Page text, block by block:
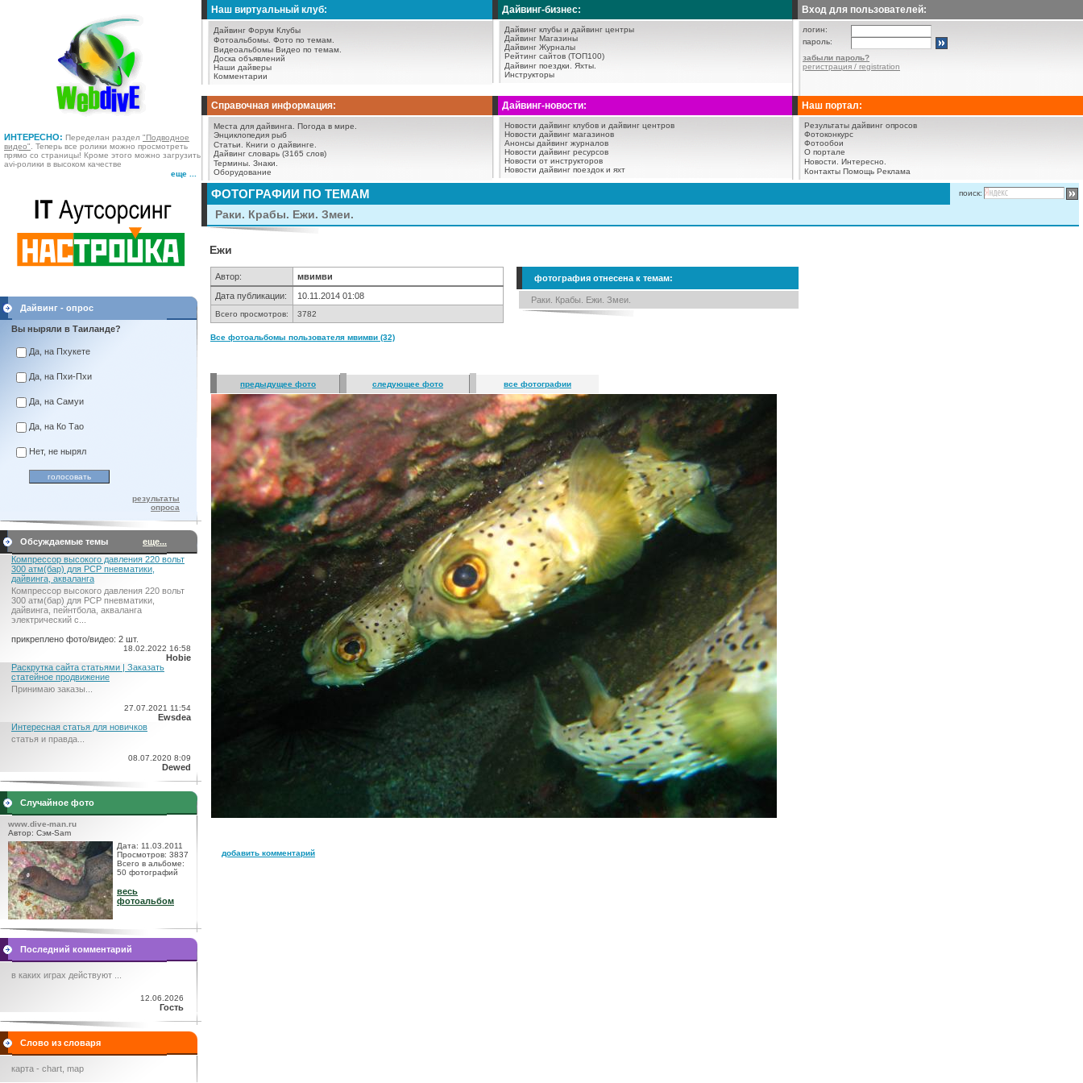
ИНТЕРЕСНО: Переделан раздел "Подводное
видео" . Теперь все ролики можно просмотреть
прямо со страницы! Кроме этого можно загрузить
avi-ролики в высоком качестве
еще ...
Наш виртуальный клуб:
Дайвинг Форум Клубы
Фотоальбомы. Фото по темам.
Видеоальбомы Видео по темам.
Доска объявлений
Наши дайверы
Комментарии
Дайвинг-бизнес:
Дайвинг клубы и дайвинг центры
Дайвинг Магазины
Дайвинг Журналы
Рейтинг сайтов (ТОП100)
Дайвинг поездки.
Яхты.
Инструкторы
Вход для пользователей:
логин:
пароль:
забыли пароль?
регистрация / registration
Справочная информация:
Места для дайвинга.
Погода в мире.
Энциклопедия рыб
Статьи.
Книги о дайвинге.
Дайвинг словарь (3165 слов)
Термины. Знаки.
Оборудование
Дайвинг-новости:
Новости дайвинг клубов и дайвинг центров
Новости дайвинг магазинов
Анонсы дайвинг журналов
Новости дайвинг ресурсов
Новости от инструкторов
Новости дайвинг поездок и яхт
Наш портал:
Результаты дайвинг опросов
Фотоконкурс
Фотообои
О портале
Новости.
Интересно.
Контакты Помощь Реклама
Дайвинг - опрос
Вы ныряли в Таиланде?
Да, на Пхукете
Да, на Пхи-Пхи
Да, на Самуи
Да, на Ко Тао
Нет, не нырял
результаты
опроса
Обсуждаемые темы
еще...
Компрессор высокого давления 220 вольт
300 атм(бар) для PCP пневматики,
дайвинга, акваланга
Компрессор высокого давления 220 вольт
300 атм(бар) для PCP пневматики,
дайвинга, пейнтбола, акваланга
электрический c...
прикреплено фото/видео: 2 шт.
18.02.2022 16:58
Hobie
Раскрутка сайта статьями | Заказать
статейное продвижение
Принимаю заказы...
27.07.2021 11:54
Ewsdea
Интересная статья для новичков
статья и правда...
08.07.2020 8:09
Dewed
Случайное фото
www.dive-man.ru
Автор: Сэм-Sam
Дата: 11.03.2011
Просмотров: 3837
Всего в альбоме:
50 фотографий
весь
фотоальбом
Последний комментарий
в каких играх действуют ...
12.06.2026
Гость
Слово из словаря
карта - chart, map
ФОТОГРАФИИ ПО ТЕМАМ поиск:
Раки. Крабы. Ежи. Змеи.
Ежи
Автор:
мвимви
Дата публикации:
10.11.2014 01:08
Всего просмотров: 3782
Все фотоальбомы пользователя мвимви (32)
фотография отнесена к темам:
Раки. Крабы. Ежи. Змеи.
предыдущее фото следующее фото все фотографии
добавить комментарий